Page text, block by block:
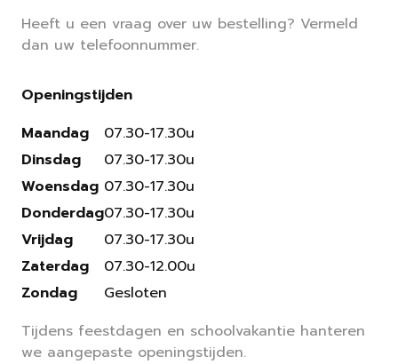
Heeft u een vraag over uw bestelling? Vermeld
dan uw telefoonnummer.
Openingstijden
Maandag
Dinsdag
Woensdag
Donderdag
Vrijdag
Zaterdag
Zondag
07.30-17.30u
07.30-17.30u
07.30-17.30u
07.30-17.30u
07.30-17.30u
07.30-12.00u
Gesloten
Tijdens feestdagen en schoolvakantie hanteren
we aangepaste openingstijden.